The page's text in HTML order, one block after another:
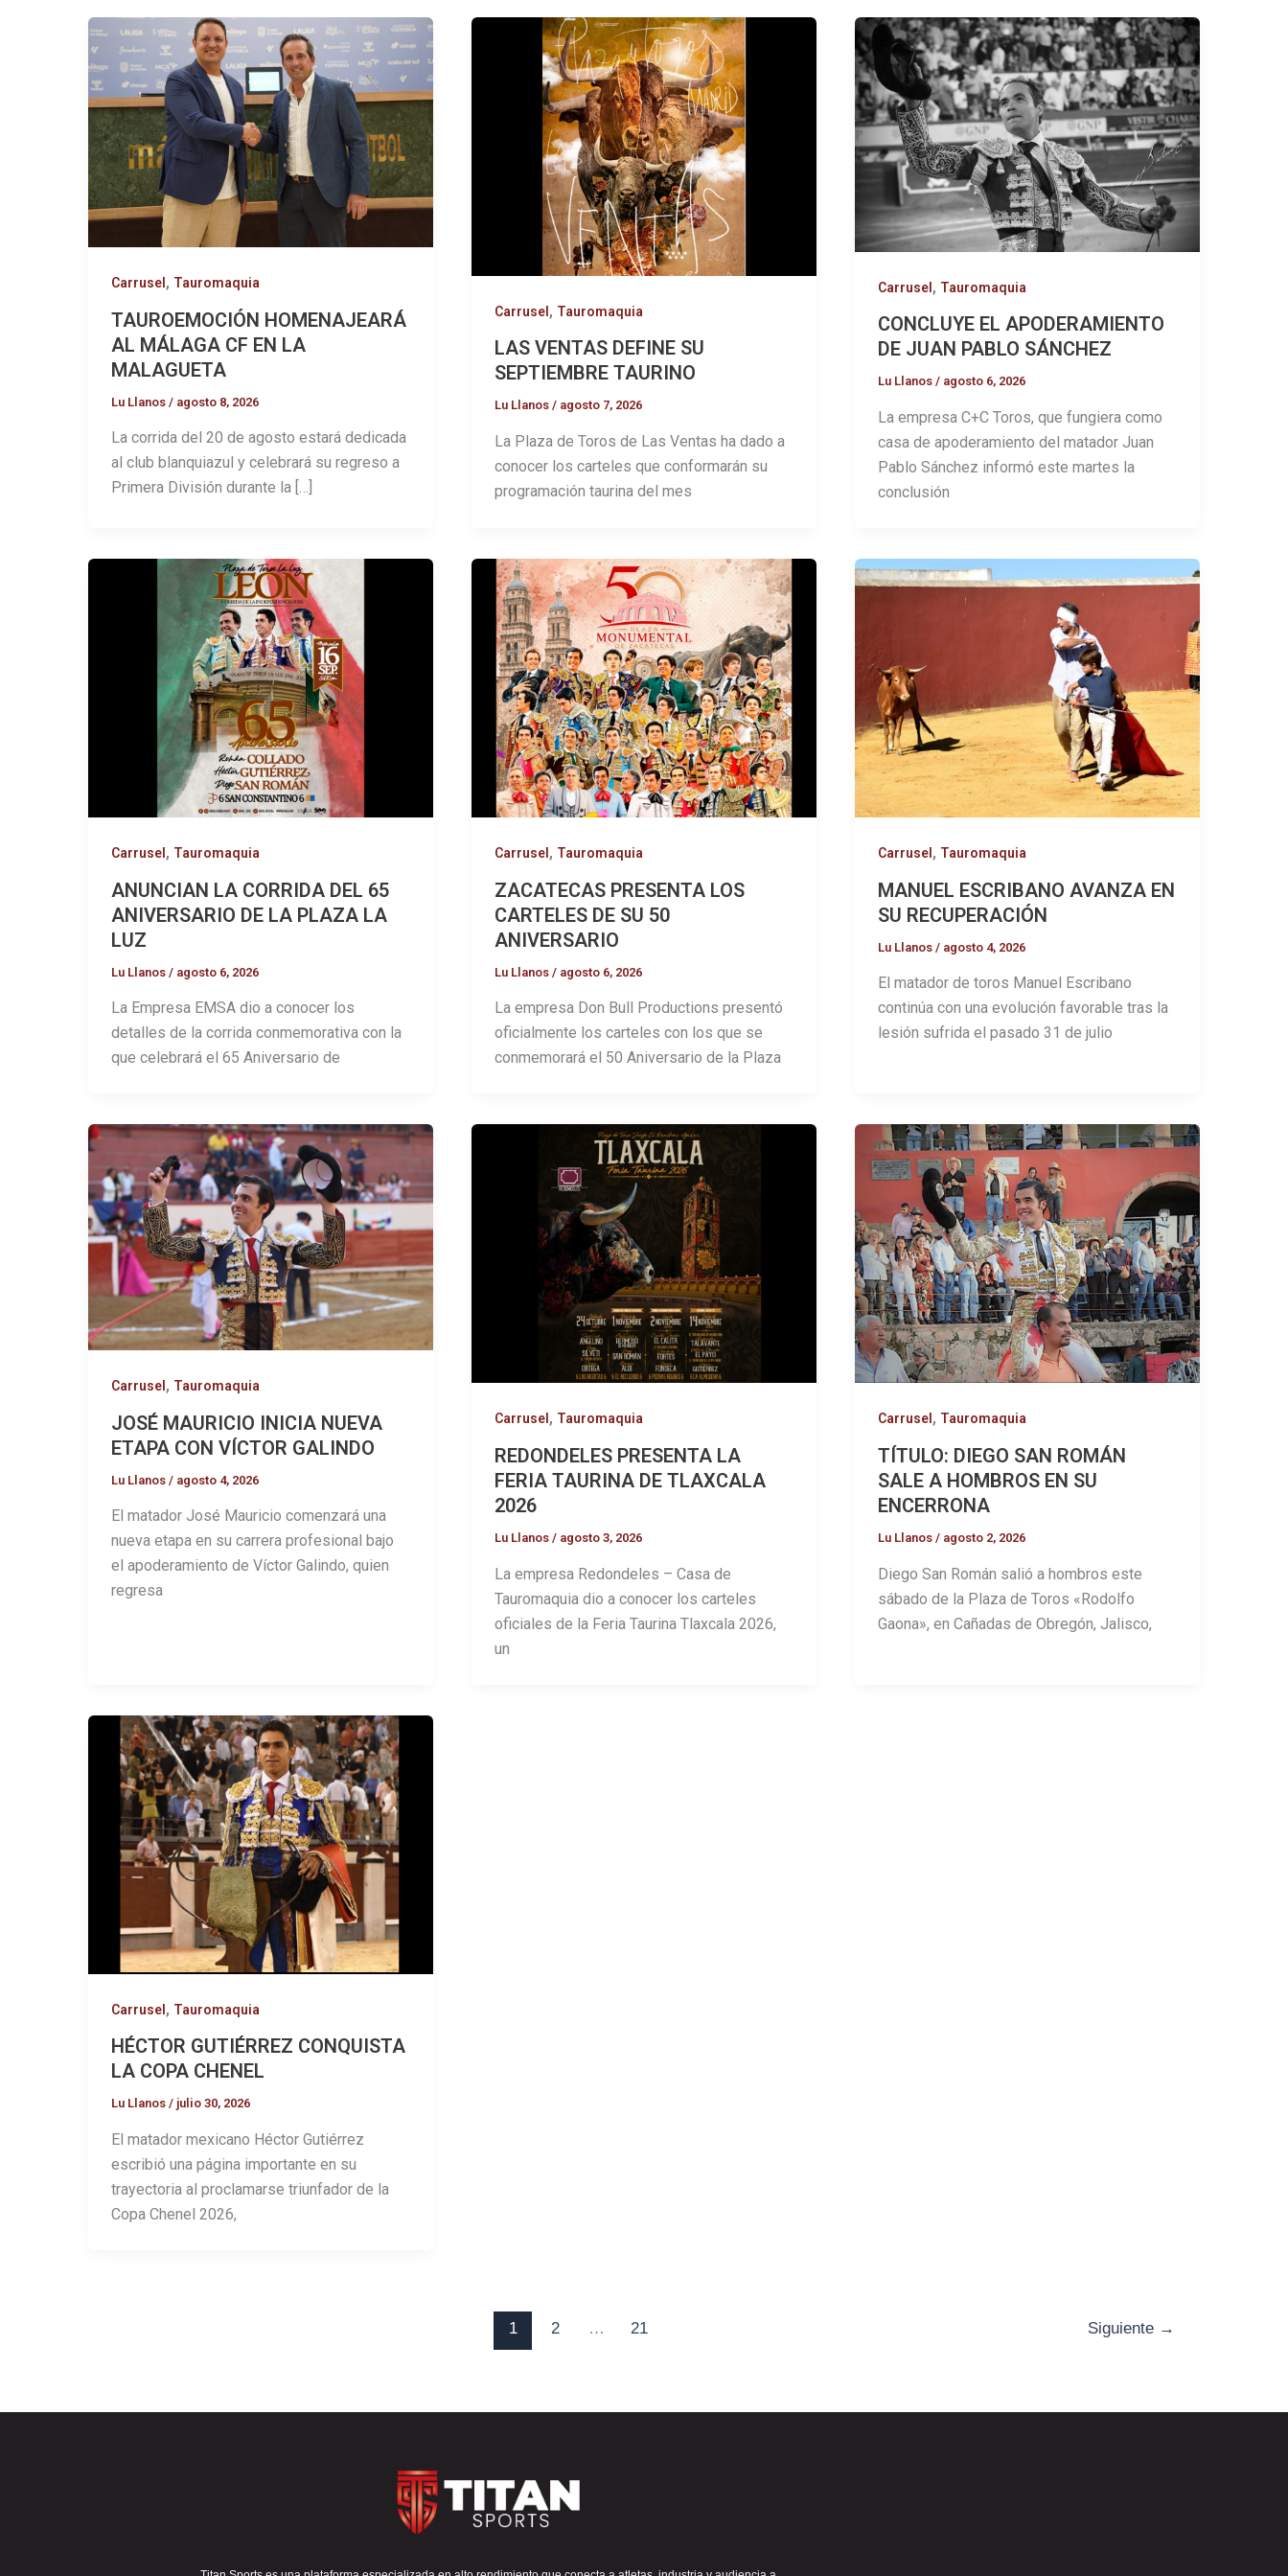
Carrusel , Tauromaquia
TAUROEMOCIÓN HOMENAJEARÁ
AL MÁLAGA CF EN LA
MALAGUETA
Lu Llanos / agosto 8, 2026
La corrida del 20 de agosto estará dedicada
al club blanquiazul y celebrará su regreso a
Primera División durante la […]
Carrusel, Tauromaquia
LAS VENTAS DEFINE SU
SEPTIEMBRE TAURINO
Lu Llanos / agosto 7, 2026
La Plaza de Toros de Las Ventas ha dado a
conocer los carteles que conformarán su
programación taurina del mes
Carrusel , Tauromaquia
CONCLUYE EL APODERAMIENTO
DE JUAN PABLO SÁNCHEZ
Lu Llanos / agosto 6, 2026
La empresa C+C Toros, que fungiera como
casa de apoderamiento del matador Juan
Pablo Sánchez informó este martes la
conclusión
Carrusel , Tauromaquia
ANUNCIAN LA CORRIDA DEL 65
ANIVERSARIO DE LA PLAZA LA
LUZ
Lu Llanos / agosto 6, 2026
La Empresa EMSA dio a conocer los
detalles de la corrida conmemorativa con la
que celebrará el 65 Aniversario de
Carrusel , Tauromaquia
ZACATECAS PRESENTA LOS
CARTELES DE SU 50
ANIVERSARIO
Lu Llanos / agosto 6, 2026
La empresa Don Bull Productions presentó
oficialmente los carteles con los que se
conmemorará el 50 Aniversario de la Plaza
Carrusel , Tauromaquia
MANUEL ESCRIBANO AVANZA EN
SU RECUPERACIÓN
Lu Llanos / agosto 4, 2026
El matador de toros Manuel Escribano
continúa con una evolución favorable tras la
lesión sufrida el pasado 31 de julio
Carrusel , Tauromaquia
JOSÉ MAURICIO INICIA NUEVA
ETAPA CON VÍCTOR GALINDO
Lu Llanos / agosto 4, 2026
El matador José Mauricio comenzará una
nueva etapa en su carrera profesional bajo
el apoderamiento de Víctor Galindo, quien
regresa
Carrusel , Tauromaquia
REDONDELES PRESENTA LA
FERIA TAURINA DE TLAXCALA
2026
Lu Llanos / agosto 3, 2026
La empresa Redondeles – Casa de
Tauromaquia dio a conocer los carteles
oficiales de la Feria Taurina Tlaxcala 2026,
un
Carrusel , Tauromaquia
TÍTULO: DIEGO SAN ROMÁN
SALE A HOMBROS EN SU
ENCERRONA
Lu Llanos / agosto 2, 2026
Diego San Román salió a hombros este
sábado de la Plaza de Toros «Rodolfo
Gaona», en Cañadas de Obregón, Jalisco,
Carrusel , Tauromaquia
HÉCTOR GUTIÉRREZ CONQUISTA
LA COPA CHENEL
Lu Llanos / julio 30, 2026
El matador mexicano Héctor Gutiérrez
escribió una página importante en su
trayectoria al proclamarse triunfador de la
Copa Chenel 2026,
1 2 … 21 Siguiente →